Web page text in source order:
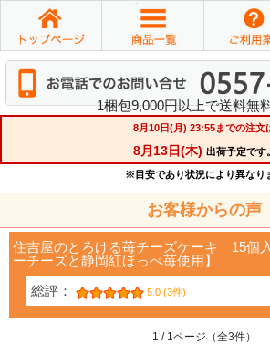
1梱包9,000円以上で送料無
お客様からの声
住吉屋のとろける苺チーズケーキ 15個
ーチーズと静岡紅ほっぺ苺使用】
総評：
5.0 (3件)
1 / 1ページ（全3件）